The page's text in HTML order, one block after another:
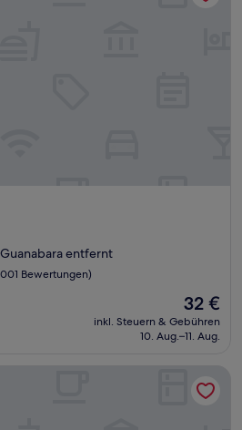
entfernt
Bewertungen)
Der
Preis
beträgt
32 €
inkl. Steuern & Gebühren
10. Aug.–11. Aug.